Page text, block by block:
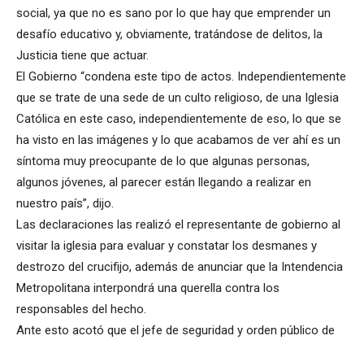
social, ya que no es sano por lo que hay que emprender un
desafío educativo y, obviamente, tratándose de delitos, la
Justicia tiene que actuar.
El Gobierno “condena este tipo de actos. Independientemente
que se trate de una sede de un culto religioso, de una Iglesia
Católica en este caso, independientemente de eso, lo que se
ha visto en las imágenes y lo que acabamos de ver ahí es un
síntoma muy preocupante de lo que algunas personas,
algunos jóvenes, al parecer están llegando a realizar en
nuestro país”, dijo.
Las declaraciones las realizó el representante de gobierno al
visitar la iglesia para evaluar y constatar los desmanes y
destrozo del crucifijo, además de anunciar que la Intendencia
Metropolitana interpondrá una querella contra los
responsables del hecho.
Ante esto acotó que el jefe de seguridad y orden público de